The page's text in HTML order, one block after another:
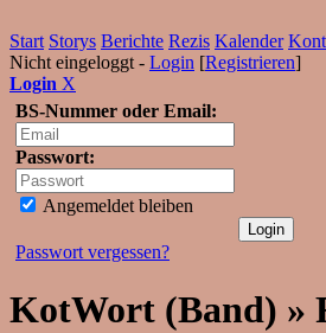
Start Storys Berichte Rezis Kalender
Nicht eingeloggt - Login [Registrieren]
Login X
BS-Nummer oder Email:
Passwort:
Angemeldet bleiben
Passwort vergessen?
KotWort (Band) »